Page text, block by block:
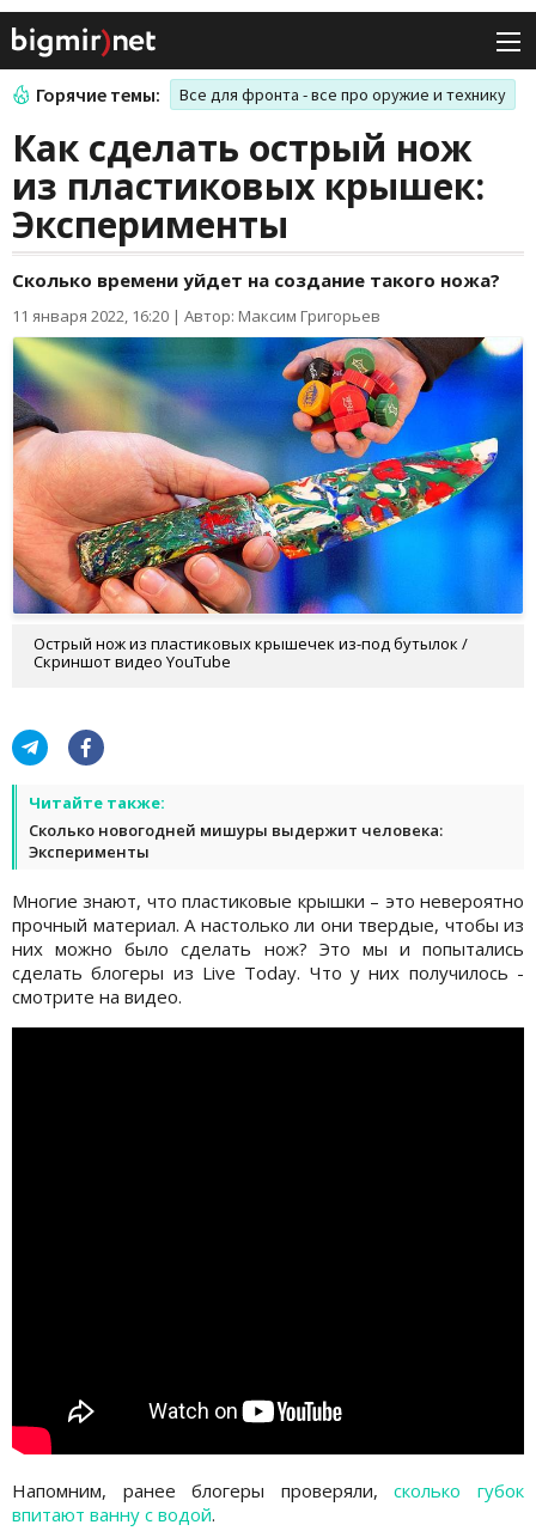
Горячие темы: Все для фронта - все про оружие и технику
Как сделать острый нож
из пластиковых крышек:
Эксперименты
Сколько времени уйдет на создание такого ножа?
11 января 2022, 16:20 | Автор: Максим Григорьев
Острый нож из пластиковых крышечек из-под бутылок /
Скриншот видео YouTube
Читайте также:
Сколько новогодней мишуры выдержит человека:
Эксперименты
Многие знают, что пластиковые крышки – это невероятно
прочный материал. А настолько ли они твердые, чтобы из
них можно было сделать нож? Это мы и попытались
сделать блогеры из Live Today. Что у них получилось -
смотрите на видео.
Напомним, ранее блогеры проверяли,сколько губок
впитают ванну с водой.